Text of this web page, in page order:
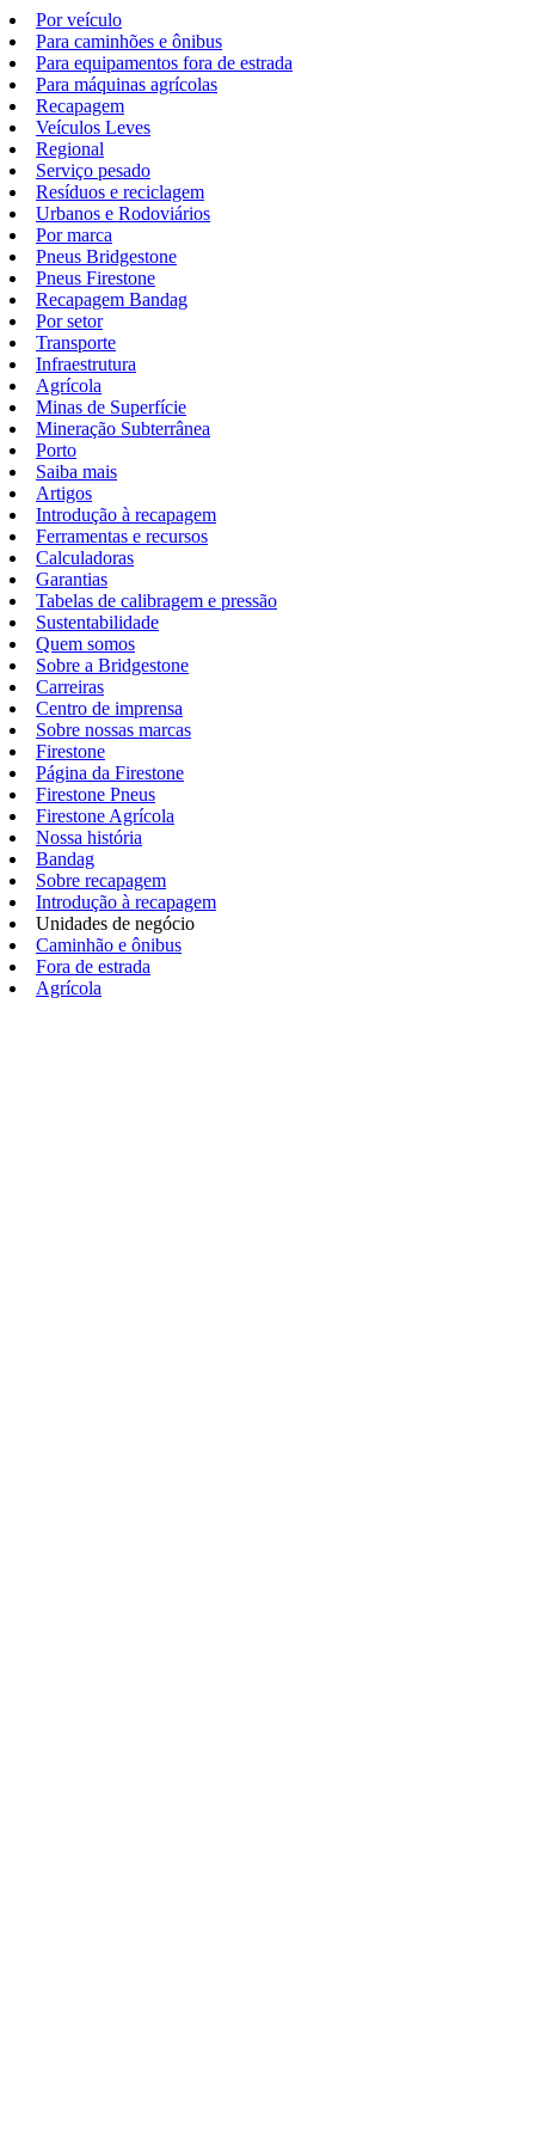
Por veículo
Para caminhões e ônibus
Para equipamentos fora de estrada
Para máquinas agrícolas
Recapagem
Veículos Leves
Regional
Serviço pesado
Resíduos e reciclagem
Urbanos e Rodoviários
Por marca
Pneus Bridgestone
Pneus Firestone
Recapagem Bandag
Por setor
Transporte
Infraestrutura
Agrícola
Minas de Superfície
Mineração Subterrânea
Porto
Saiba mais
Artigos
Introdução à recapagem
Ferramentas e recursos
Calculadoras
Garantias
Tabelas de calibragem e pressão
Sustentabilidade
Quem somos
Sobre a Bridgestone
Carreiras
Centro de imprensa
Sobre nossas marcas
Firestone
Página da Firestone
Firestone Pneus
Firestone Agrícola
Nossa história
Bandag
Sobre recapagem
Introdução à recapagem
Unidades de negócio
Caminhão e ônibus
Fora de estrada
Agrícola